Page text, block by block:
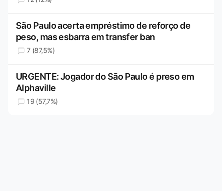
São Paulo acerta empréstimo de reforço de
peso, mas esbarra em transfer ban
7 (87,5%)
URGENTE: Jogador do São Paulo é preso em
Alphaville
19 (57,7%)